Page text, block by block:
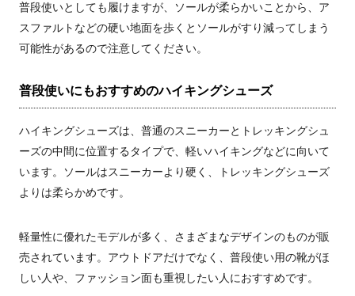
普段使いとしても履けますが、ソールが柔らかいことから、ア
スファルトなどの硬い地面を歩くとソールがすり減ってしまう
可能性があるので注意してください。
普段使いにもおすすめのハイキングシューズ
ハイキングシューズは、普通のスニーカーとトレッキングシュ
ーズの中間に位置するタイプで、軽いハイキングなどに向いて
います。ソールはスニーカーより硬く、トレッキングシューズ
よりは柔らかめです。
軽量性に優れたモデルが多く、さまざまなデザインのものが販
売されています。アウトドアだけでなく、普段使い用の靴がほ
しい人や、ファッション面も重視したい人におすすめです。